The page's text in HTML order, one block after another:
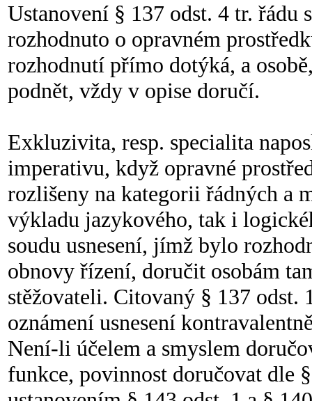
Ustanovení § 137 odst. 4 tr. řádu
rozhodnuto o opravném
rozhodnutí přímo dotýká, a
podnět, vždy v opise doručí.
Exkluzivita, resp. specialita
imperativu, když opravné
rozlišeny na kategorii řádných a
výkladu jazykového, tak i
soudu usnesení, jímž bylo
obnovy řízení, doručit osobám
stěžovateli. Citovaný § 137 odst.
oznámení usnesení
Není-li účelem a smyslem
funkce, povinnost doručovat dle